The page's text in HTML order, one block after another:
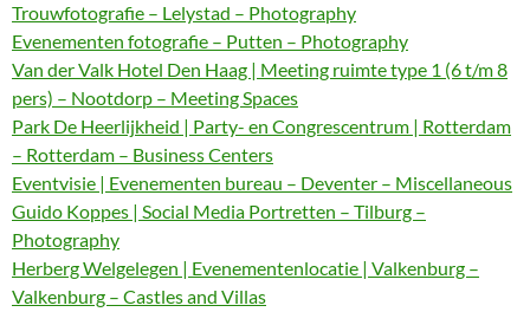
Trouwfotografie – Lelystad – Photography
Evenementen fotografie – Putten – Photography
Van der Valk Hotel Den Haag | Meeting ruimte type 1 (6 t/m 8
pers) – Nootdorp – Meeting Spaces
Park De Heerlijkheid | Party- en Congrescentrum | Rotterdam
– Rotterdam – Business Centers
Eventvisie | Evenementen bureau – Deventer – Miscellaneous
Guido Koppes | Social Media Portretten – Tilburg –
Photography
Herberg Welgelegen | Evenementenlocatie | Valkenburg –
Valkenburg – Castles and Villas